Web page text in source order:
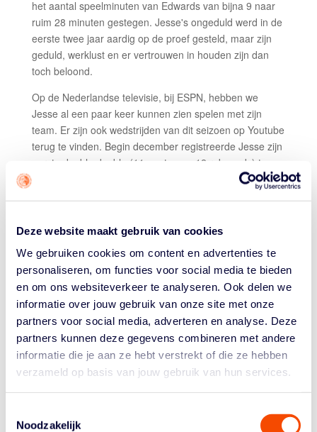
Deze website maakt gebruik van cookies
We gebruiken cookies om content en advertenties te
personaliseren, om functies voor social media te bieden
en om ons websiteverkeer te analyseren. Ook delen we
informatie over jouw gebruik van onze site met onze
partners voor social media, adverteren en analyse. Deze
partners kunnen deze gegevens combineren met andere
informatie die je aan ze hebt verstrekt of die ze hebben
verzameld op basis van jouw gebruik van hun services.
Noodzakelijk
het aantal speelminuten van Edwards van bijna 9 naar
ruim 28 minuten gestegen. Jesse's ongeduld werd in de
eerste twee jaar aardig op de proef gesteld, maar zijn
geduld, werklust en er vertrouwen in houden zijn dan
toch beloond.
Op de Nederlandse televisie, bij ESPN, hebben we
Jesse al een paar keer kunnen zien spelen met zijn
team. Er zijn ook wedstrijden van dit seizoen op Youtube
terug te vinden. Begin december registreerde Jesse zijn
eerste double double (11 punten en 12 rebounds) tegen
de Florida State Seminoles. Op 6 januari van dit jaar
punten neer. Ook timmerde hij maar liefst 7 schoten
Met zijn enormewingspanvan 2.23 meter is hij een
belangrijk slot op de deur in de voor Syracuse zo
kenmerkende zoneverdediging.
Op 9 februari jl. stond Jesse in het duel tegen Boston
College tegenover Quinten Post, zijn oud-teamgenoot
van Apollo U16-2. Ergens in die wedstrijd brak Jesse zijn
hand en dat was voor hem meteen einde seizoen. Post
genoemd als een van de kandidaten voor Most